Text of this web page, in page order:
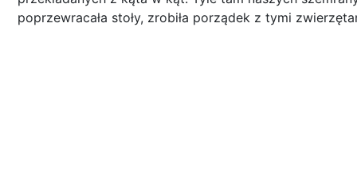
poprzewracała stoły, zrobiła porządek z tymi